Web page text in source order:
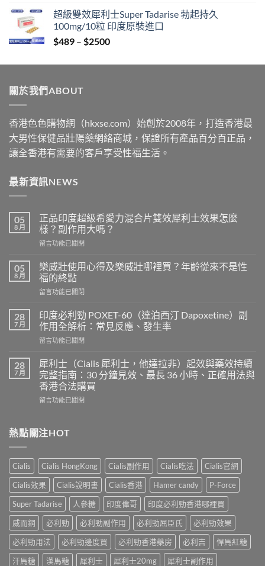
$399
through
$2199
超級雙效犀利士Super Tadarise 勃起持久
100mg/10粒 印度原裝進口
$489 – $2500Price
$489
關於我們ABOUT
香港色色購物網（hkxse.com）始創於2008年，打造香港最
大男性保健品壯陽藥網絡商城，保證所有產品百分百正品，
讓全香港有需要的客戶享受性福生活。
最新資訊NEWS
05
8 月
正品印度超級希愛力混合片雙效犀利士效果怎麼
樣？副作用大嗎？
在
品
印
度
超
希
愛
力
混
片
雙
效
利
果
樣？
副
作
用
大
嗎？〉
留言功能已關閉
05
8 月
樂威壯使用心得及樂威壯哪裡買？年齡從來不是性
福的終點
在
威
壯
使
用
得
及
樂
威
壯
買？
從
來
不
是
性
福
終
點〉
中
留言功能已關閉
28
7 月
印度必利勁 POXET-60（達泊西汀 Dapoxetine）副
作用全解析：常見反應、發生率
在
度
必
利
勁
POXET-
西
副
作
用
全
解
析：
見
反
應、
留言功能已關閉
28
7 月
犀利士（Cialis 犀利士，他達拉非）起效與藥效持續
完整指南：30 分鐘見效、最長 36 小時、正確用法與
香港合法購買
在
士
（Cialis
利
士，
他
達
拉
非）
效
與
藥
留言功能已關閉
熱點關注HOT
Cialis Cialis HongKong Cialis副作用 Cialis吃法
Cialis官網
Cialis效果
Cialis說明書 Cialis香港 Hamer candy
P-Force
Super Tadarise
人參糖 印度偉哥
印度必利勁香港哪裡買
威而鋼
必利勁 必利勁副作用 必利勁屈臣氏
必利勁效果
必利勁用法
必利勁邊度買 必利勁香港藥房 必利吉
悍馬紅糖
汗馬糖
漢馬糖 犀利士 犀利士20mg
犀利士副作用